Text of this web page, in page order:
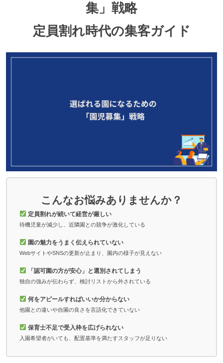
集」戦略
定員割れ時代の集客ガイド
こんなお悩みありませんか？
定員割れが続いて経営が厳しい
待機児童が減少し、近隣園との競争が激化している
園の魅力をうまく伝えられていない
WebサイトやSNSの更新が止まり、園内の様子が見えない
「認可園の方が安心」と選別されてしまう
独自の強みが伝わらず、検討リストから外されている
何をアピールすればいいか分からない
他園との違いや自園の良さを言語化できていない
保育士不足で受入枠を広げられない
入園希望者がいても、配置基準を満たすスタッフが足りない